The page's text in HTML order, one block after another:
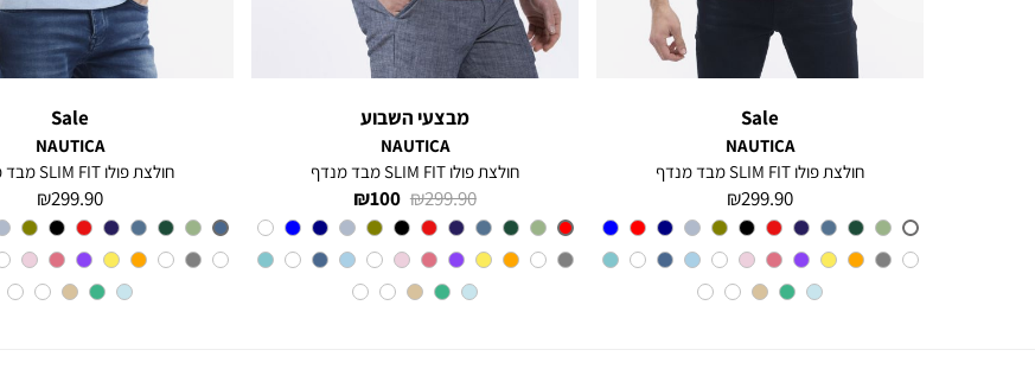
Sale
NAUTICA
חולצת פולו SLIM FIT מבד מנדף
מחיר
מוצר
299.90 ₪
צבע
A6M
מבצעי השבוע
NAUTICA
חולצת פולו SLIM FIT מבד מנדף
מחיר
מוצר
100 ₪
מחיר
רגיל
299.90 ₪
צבע
Red
Sale
NAUTICA
חולצת פולו SLIM FIT מבד מנדף
מחיר
מוצר
299.90 ₪
צבע
CHARTER
BLUE